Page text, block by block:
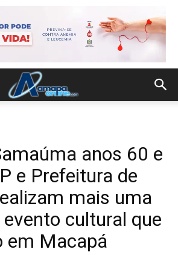
anos 60 e
e Prefeitura de
mais uma
cultural que
em Macapá